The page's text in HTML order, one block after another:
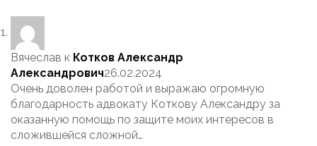
Вячеслав к Котков Александр
Александрович26.02.2024
Очень доволен работой и выражаю огромную
благодарность адвокату Коткову Александру за
оказанную помощь по защите моих интересов в
сложившейся сложной…